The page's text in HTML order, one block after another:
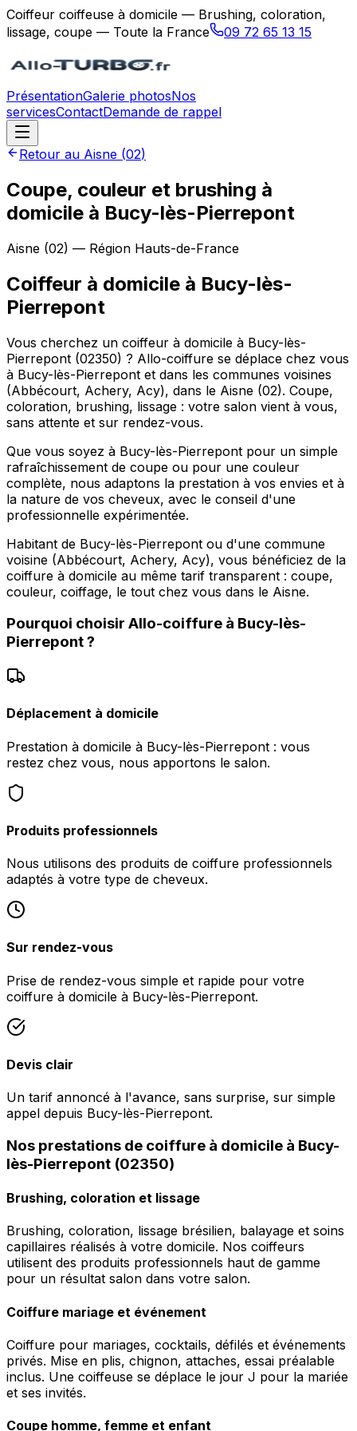
Coiffeur coiffeuse à domicile — Brushing, coloration,
lissage, coupe — Toute la France
09 72 65 13 15
PrésentationGalerie photosNos
servicesContactDemande de rappel
Retour au Aisne (02)
Coupe, couleur et brushing à
domicile à Bucy-lès-Pierrepont
Aisne (02) — Région Hauts-de-France
Coiffeur à domicile à Bucy-lès-
Pierrepont
Vous cherchez un coiffeur à domicile à Bucy-lès-
Pierrepont (02350) ? Allo-coiffure se déplace chez vous
à Bucy-lès-Pierrepont et dans les communes voisines
(Abbécourt, Achery, Acy), dans le Aisne (02). Coupe,
coloration, brushing, lissage : votre salon vient à vous,
sans attente et sur rendez-vous.
Que vous soyez à Bucy-lès-Pierrepont pour un simple
rafraîchissement de coupe ou pour une couleur
complète, nous adaptons la prestation à vos envies et à
la nature de vos cheveux, avec le conseil d'une
professionnelle expérimentée.
Habitant de Bucy-lès-Pierrepont ou d'une commune
voisine (Abbécourt, Achery, Acy), vous bénéficiez de la
coiffure à domicile au même tarif transparent : coupe,
couleur, coiffage, le tout chez vous dans le Aisne.
Pourquoi choisir Allo-coiffure à Bucy-lès-
Pierrepont?
Déplacement à domicile
Prestation à domicile à Bucy-lès-Pierrepont : vous
restez chez vous, nous apportons le salon.
Produits professionnels
Nous utilisons des produits de coiffure professionnels
adaptés à votre type de cheveux.
Sur rendez-vous
Prise de rendez-vous simple et rapide pour votre
coiffure à domicile à Bucy-lès-Pierrepont.
Devis clair
Un tarif annoncé à l'avance, sans surprise, sur simple
appel depuis Bucy-lès-Pierrepont.
Nos prestations de coiffure à domicile à Bucy-
lès-Pierrepont (02350)
Brushing, coloration et lissage
Brushing, coloration, lissage brésilien, balayage et soins
capillaires réalisés à votre domicile. Nos coiffeurs
utilisent des produits professionnels haut de gamme
pour un résultat salon dans votre salon.
Coiffure mariage et événement
Coiffure pour mariages, cocktails, défilés et événements
privés. Mise en plis, chignon, attaches, essai préalable
inclus. Une coiffeuse se déplace le jour J pour la mariée
et ses invités.
Coupe homme, femme et enfant